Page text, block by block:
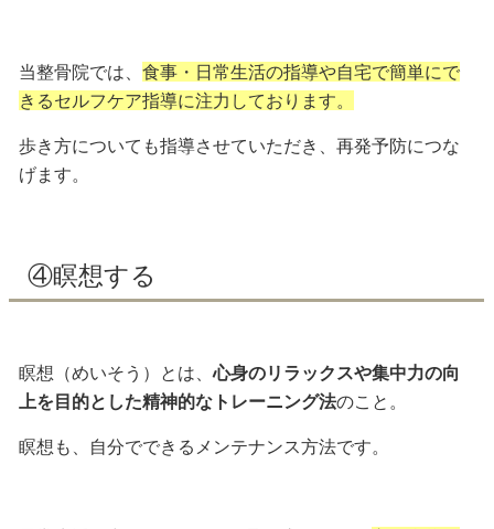
当整骨院では、 食事・日常生活の指導や自宅で簡単にで
きるセルフケア指導に注力しております。
歩き方についても指導させていただき、 再発予防につな
げます。
④瞑想する
瞑想（めいそう）とは、心身のリラックスや集中力の向
上を目的とした精神的なトレーニング法のこと。
瞑想も、自分でできるメンテナンス方法です。